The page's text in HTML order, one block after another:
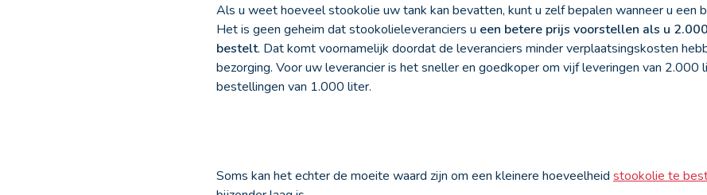
Als u weet hoeveel stookolie uw tank kan bevatten, kunt u zelf bepalen wanneer u een
Het is geen geheim dat stookolieleveranciers u een betere prijs voorstellen als u
bestelt. Dat komt voornamelijk doordat de leveranciers minder verplaatsingskosten
bezorging. Voor uw leverancier is het sneller en goedkoper om vijf leveringen van 2.000
bestellingen van 1.000 liter.
Soms kan het echter de moeite waard zijn om een kleinere hoeveelheid stookolie te